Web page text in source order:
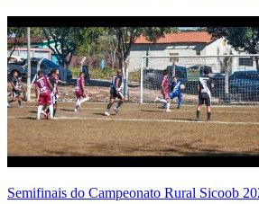
Semifinais do Campeonato Rural Sicoob